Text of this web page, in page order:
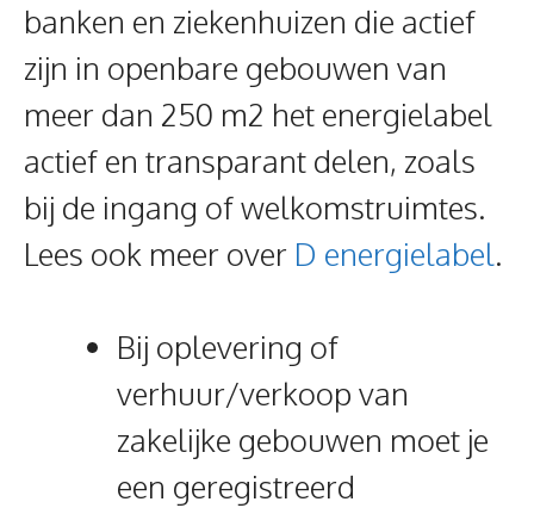
banken en ziekenhuizen die actief
zijn in openbare gebouwen van
meer dan 250 m2 het energielabel
actief en transparant delen, zoals
bij de ingang of welkomstruimtes.
Lees ook meer over D energielabel.
Bij oplevering of
verhuur/verkoop van
zakelijke gebouwen moet je
een geregistreerd